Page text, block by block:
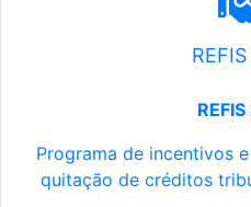
Programa de incentivos
quitação de créditos